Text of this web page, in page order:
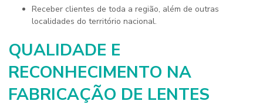
Receber clientes de toda a região, além de outras
localidades do território nacional.
QUALIDADE E
RECONHECIMENTO NA
FABRICAÇÃO DE LENTES